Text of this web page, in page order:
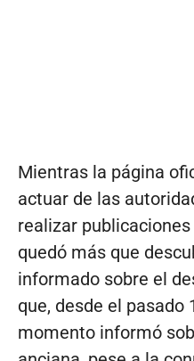
Mientras la página
actuar de las
realizar
quedó más que
informado sobre el
que, desde el pasado
momento informó